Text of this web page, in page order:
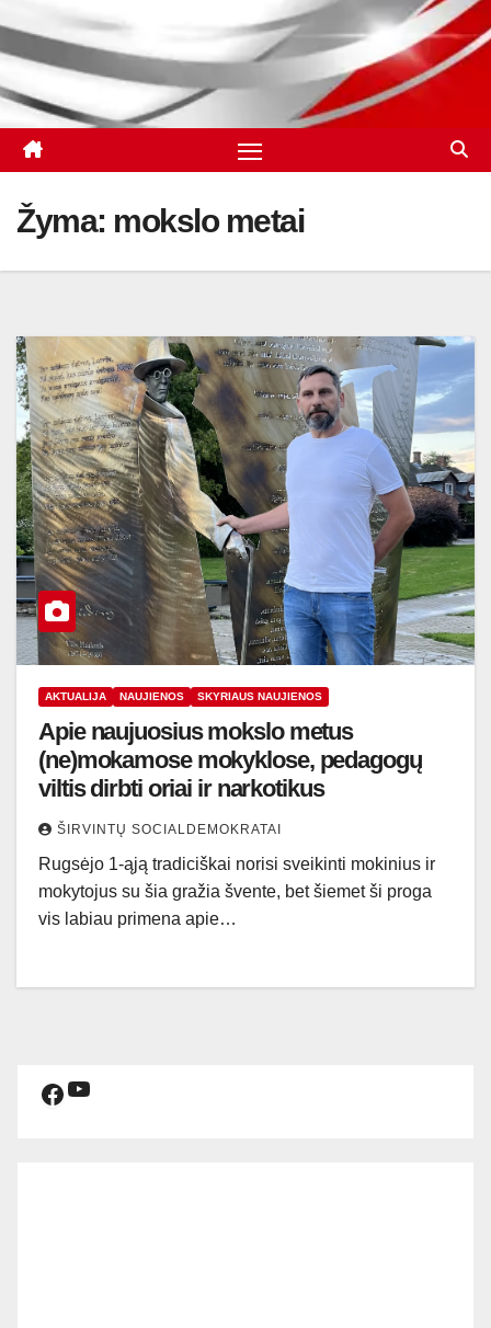
Žyma: mokslo metai
AKTUALIJA NAUJIENOS SKYRIAUS NAUJIENOS
Apie naujuosius mokslo metus
(ne)mokamose mokyklose, pedagogų
viltis dirbti oriai ir narkotikus
ŠIRVINTŲ SOCIALDEMOKRATAI
Rugsėjo 1-ąją tradiciškai norisi sveikinti mokinius ir
mokytojus su šia gražia švente, bet šiemet ši proga
vis labiau primena apie…
Facebook
YouTube